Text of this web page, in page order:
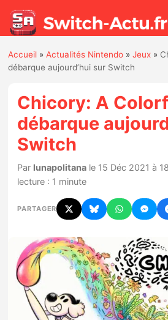
Actualités
Jeux
Hardware
Mises à jour
Chiffres de ventes
Rumeurs
Nintendo Direct
Accueil »Actualités Nintendo »Jeux »
débarque aujourd’hui sur Switch
Chicory: A
débarque
Switch
Par lunapolitana le 15 Déc 2021 à
lecture : 1 minute
PARTAGER